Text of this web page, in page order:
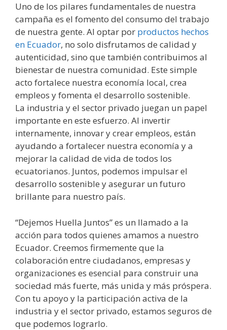
Uno de los pilares fundamentales de nuestra
campaña es el fomento del consumo del trabajo
de nuestra gente. Al optar por productos hechos
en Ecuador, no solo disfrutamos de calidad y
autenticidad, sino que también contribuimos al
bienestar de nuestra comunidad. Este simple
acto fortalece nuestra economía local, crea
empleos y fomenta el desarrollo sostenible.
La industria y el sector privado juegan un papel
importante en este esfuerzo. Al invertir
internamente, innovar y crear empleos, están
ayudando a fortalecer nuestra economía y a
mejorar la calidad de vida de todos los
ecuatorianos. Juntos, podemos impulsar el
desarrollo sostenible y asegurar un futuro
brillante para nuestro país.
“Dejemos Huella Juntos” es un llamado a la
acción para todos quienes amamos a nuestro
Ecuador. Creemos firmemente que la
colaboración entre ciudadanos, empresas y
organizaciones es esencial para construir una
sociedad más fuerte, más unida y más próspera.
Con tu apoyo y la participación activa de la
industria y el sector privado, estamos seguros de
que podemos lograrlo.